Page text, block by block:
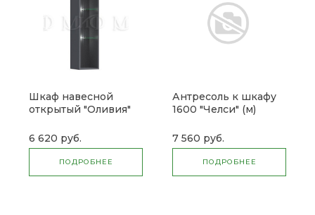
Шкаф навесной
открытый "Оливия"
6 620 руб.
ПОДРОБНЕЕ
Антресоль к шкафу
1600 "Челси" (м)
7 560 руб.
ПОДРОБНЕЕ